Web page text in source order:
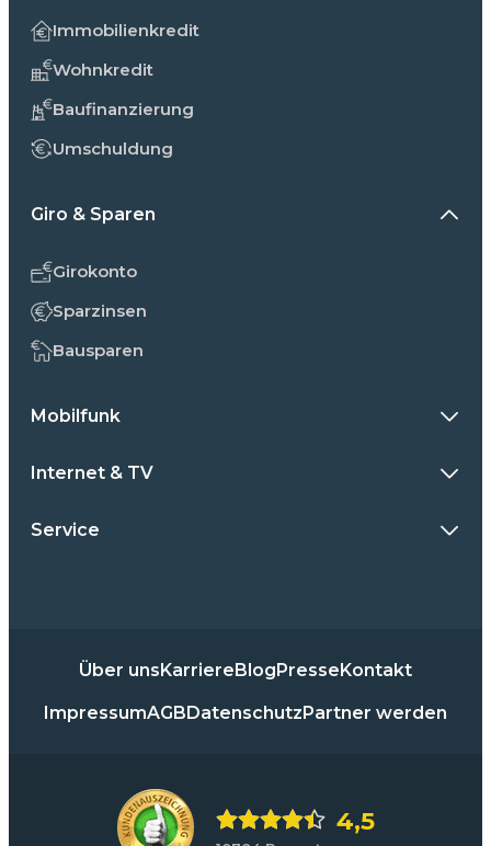
Immobilienkredit
Wohnkredit
Baufinanzierung
Umschuldung
Giro & Sparen
Girokonto
Sparzinsen
Bausparen
Mobilfunk
Internet & TV
Service
Über unsKarriereBlogPresseKontakt
ImpressumAGBDatenschutzPartner werden
4,5